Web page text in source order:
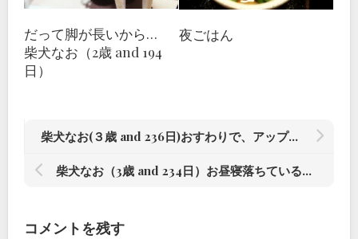
だって脚が長いから…
柴犬なお（2歳 and 194
日）
夜ごはん
柴犬なお(３歳 and 236日)おすわりで、アップ気味#柴犬#柴犬のいる暮らし#赤根川辰巳荘出身
柴犬なお（3歳 and 234日）お昼寝落ちている#柴犬#柴犬のいる暮らし #赤根川辰巳荘出身
コメントを残す